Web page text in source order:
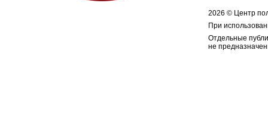
2026 © Центр
При
Отдельные
не